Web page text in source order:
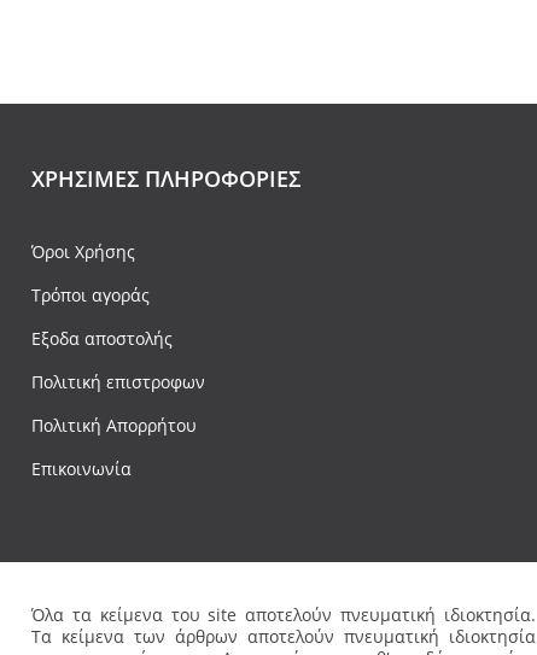
ΧΡΉΣΙΜΕΣ ΠΛΗΡΟΦΟΡΊΕΣ
Όροι Χρήσης
Τρόποι αγοράς
Εξοδα αποστολής
Πολιτική επιστροφων
Πολιτική Απορρήτου
Επικοινωνία
Όλα τα κείμενα του site αποτελούν πνευματική ιδιοκτησία.
Τα κείμενα των άρθρων αποτελούν πνευματική ιδιοκτησία